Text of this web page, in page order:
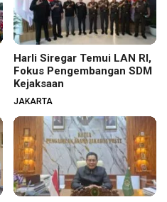
Harli Siregar Temui LAN RI,
Fokus Pengembangan SDM
Kejaksaan
JAKARTA